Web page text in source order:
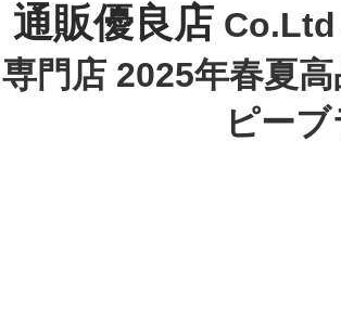
通販優良店 Co.Ltd
専門店 2025年春夏
ピー